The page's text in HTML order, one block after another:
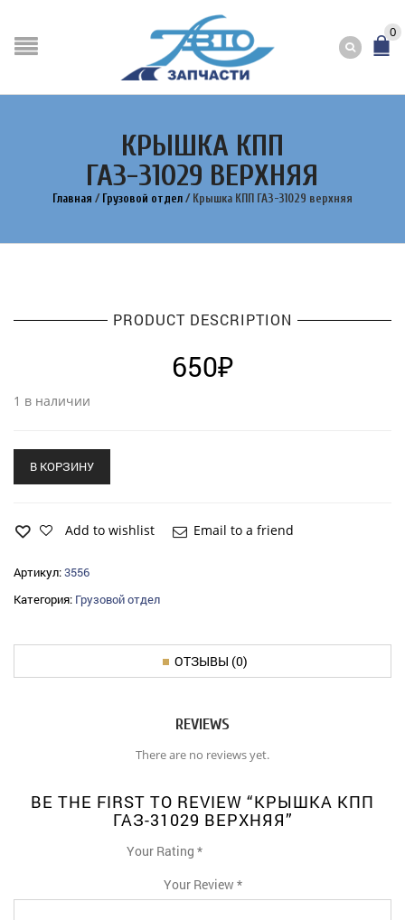
0
КРЫШКА КПП
ГАЗ-31029 ВЕРХНЯЯ
Главная / Грузовой отдел / Крышка КПП ГАЗ-31029 верхняя
PRODUCT DESCRIPTION
650₽
1 в наличии
В КОРЗИНУ
Add to wishlist Email to a friend
Артикул:3556
Категория: Грузовой отдел
ОТЗЫВЫ (0)
REVIEWS
There are no reviews yet.
BE THE FIRST TO REVIEW “КРЫШКА КПП
ГАЗ-31029 ВЕРХНЯЯ”
Your Rating *
1 4
Your Review *